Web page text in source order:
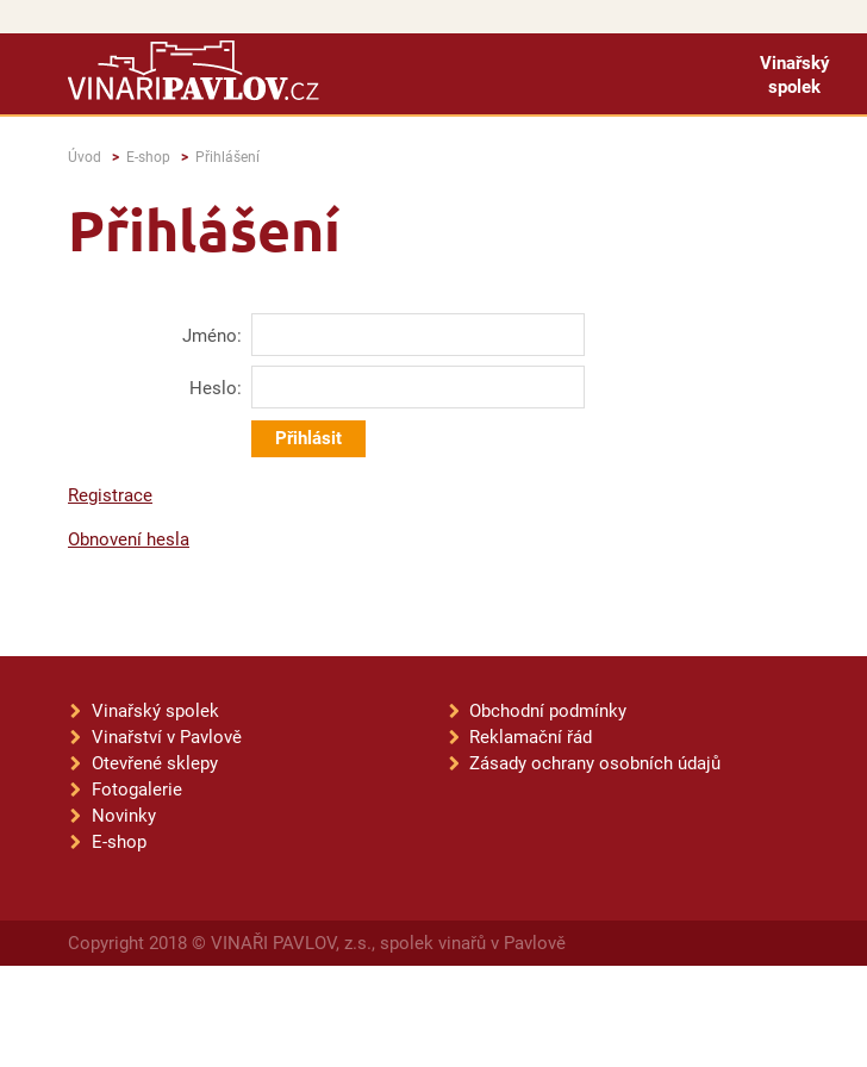
Vinařský
spolek
Úvod E-shop Přihlášení
Přihlášení
Jméno:
Heslo:
Registrace
Obnovení hesla
Vinařský spolek
Vinařství v Pavlově
Otevřené sklepy
Fotogalerie
Novinky
E-shop
Obchodní podmínky
Reklamační řád
Zásady ochrany osobních údajů
Copyright 2018 © VINAŘI PAVLOV, z.s., spolek vinařů v Pavlově